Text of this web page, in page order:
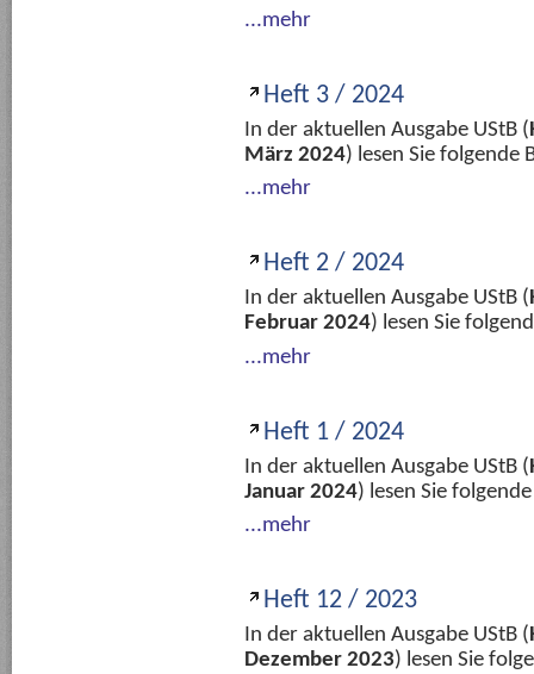
...mehr
Heft 3 / 2024
In der aktuellen Ausgabe UStB (
März 2024) lesen Sie folgende
...mehr
Heft 2 / 2024
In der aktuellen Ausgabe UStB (
Februar 2024) lesen Sie
...mehr
Heft 1 / 2024
In der aktuellen Ausgabe UStB (
Januar 2024) lesen Sie
...mehr
Heft 12 / 2023
In der aktuellen Ausgabe UStB (
Dezember 2023) lesen Sie